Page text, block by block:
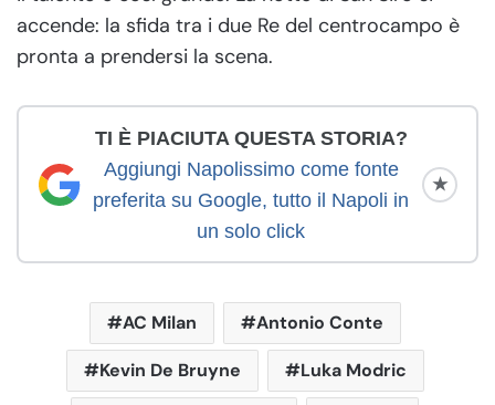
accende: la sfida tra i due Re del centrocampo è
pronta a prendersi la scena.
TI È PIACIUTA QUESTA STORIA?
Aggiungi Napolissimo come fonte
preferita su Google, tutto il Napoli in
un solo click
★
AC Milan Antonio Conte
Kevin De Bruyne Luka Modric